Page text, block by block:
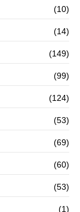
(10)
(14)
(149)
(99)
(124)
(53)
(69)
(60)
(53)
(1)